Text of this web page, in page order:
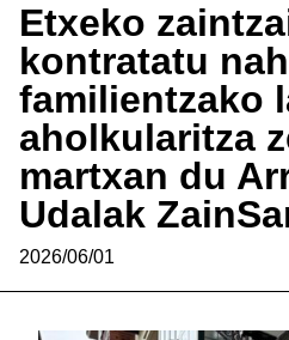
Etxeko
kontratatu
familientzako
aholkularitza
martxan du
Udalak
2026/06/01